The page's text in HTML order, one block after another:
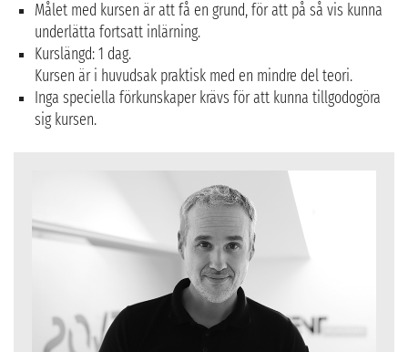
Målet med kursen är att få en grund, för att på så vis kunna
underlätta fortsatt inlärning.
Kurslängd: 1 dag.
Kursen är i huvudsak praktisk med en mindre del teori.
Inga speciella förkunskaper krävs för att kunna tillgodogöra
sig kursen.